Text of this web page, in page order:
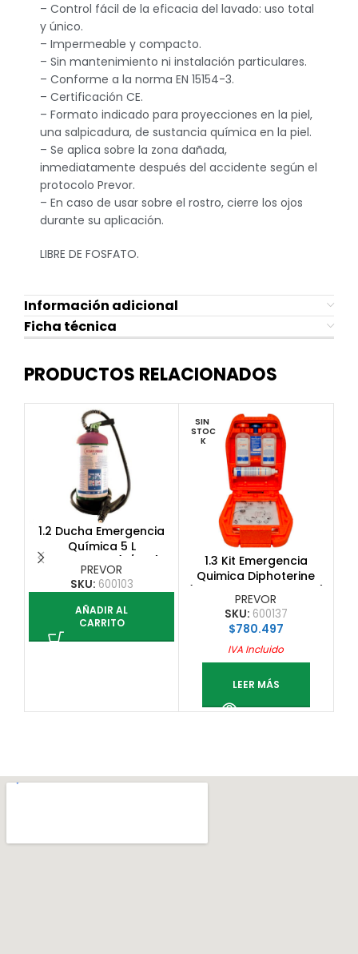
– Control fácil de la eficacia del lavado: uso total
y único.
– Impermeable y compacto.
– Sin mantenimiento ni instalación particulares.
– Conforme a la norma EN 15154-3.
– Certificación CE.
– Formato indicado para proyecciones en la piel,
una salpicadura, de sustancia química en la piel.
– Se aplica sobre la zona dañada,
inmediatamente después del accidente según el
protocolo Prevor.
– En caso de usar sobre el rostro, cierre los ojos
durante su aplicación.
LIBRE DE FOSFATO.
Información adicional
Ficha técnica
PRODUCTOS RELACIONADOS
1.2 Ducha Emergencia
Química 5 L
Hexafluorine(c/Box)
PREVOR
SKU: 600103
AÑADIR AL
CARRITO
SIN
STOC
K
1.3 Kit Emergencia
Quimica Diphoterine
(2LPMD+1MINIDAP+1LOA)
PREVOR
SKU: 600137
$780.497
IVA Incluido
LEER MÁS